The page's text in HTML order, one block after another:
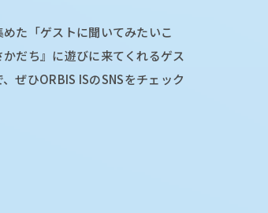
た「ゲストに聞いてみたいこ
だち』に遊びに来てくれるゲス
ぜひORBIS ISのSNSをチェック